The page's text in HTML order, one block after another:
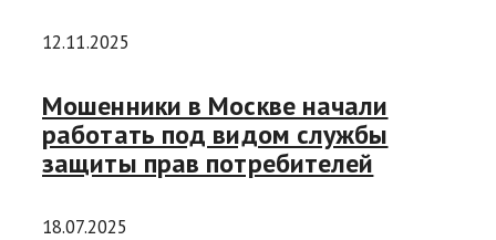
12.11.2025
Мошенники в Москве начали
работать под видом службы
защиты прав потребителей
18.07.2025